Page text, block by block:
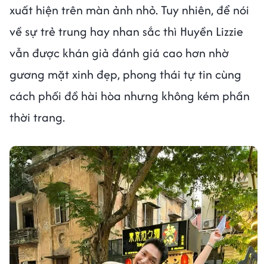
xuất hiện trên màn ảnh nhỏ. Tuy nhiên, để nói
về sự trẻ trung hay nhan sắc thì Huyền Lizzie
vẫn được khán giả đánh giá cao hơn nhờ
gương mặt xinh đẹp, phong thái tự tin cùng
cách phối đồ hài hòa nhưng không kém phần
thời trang.